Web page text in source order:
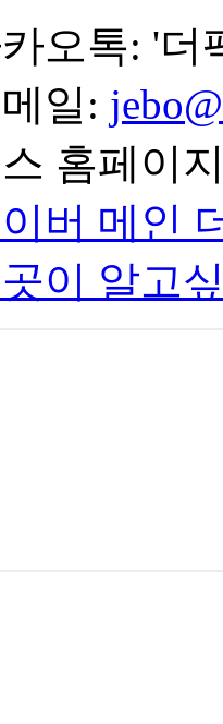
카오톡: '
일:
스 홈페이
버 메인
이 알고